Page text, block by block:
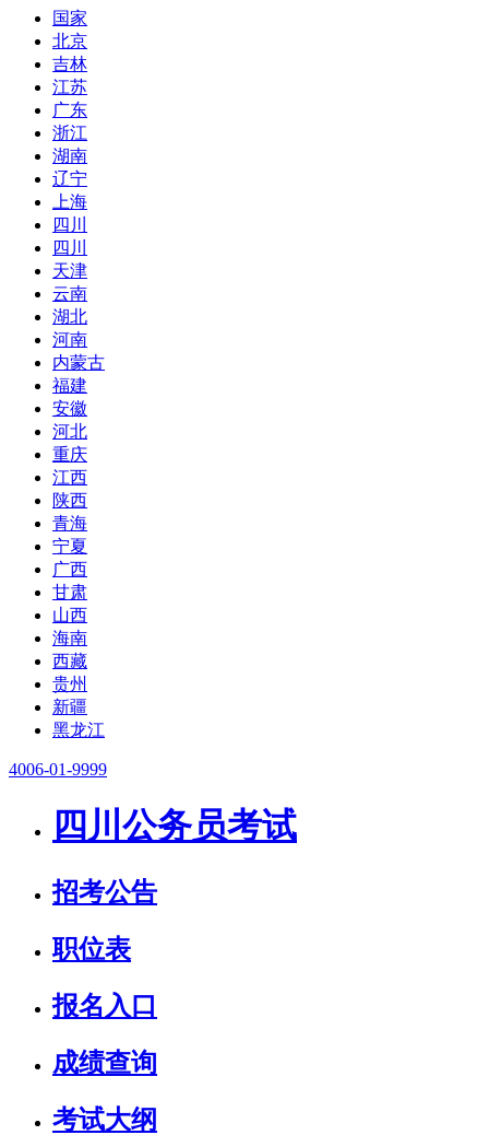
国家
北京
吉林
江苏
广东
浙江
湖南
辽宁
上海
四川
四川
天津
云南
湖北
河南
内蒙古
福建
安徽
河北
重庆
江西
陕西
青海
宁夏
广西
甘肃
山西
海南
西藏
贵州
新疆
黑龙江
4006-01-9999
四川公务员考试
招考公告
职位表
报名入口
成绩查询
考试大纲